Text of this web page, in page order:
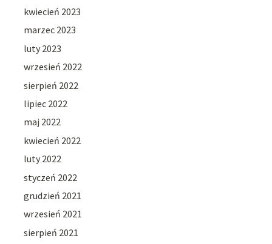
kwiecień 2023
marzec 2023
luty 2023
wrzesień 2022
sierpień 2022
lipiec 2022
maj 2022
kwiecień 2022
luty 2022
styczeń 2022
grudzień 2021
wrzesień 2021
sierpień 2021